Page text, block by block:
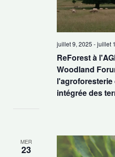
ReForest à
Woodland
intégrée des
juillet 9, 2025 -juillet
MER
23